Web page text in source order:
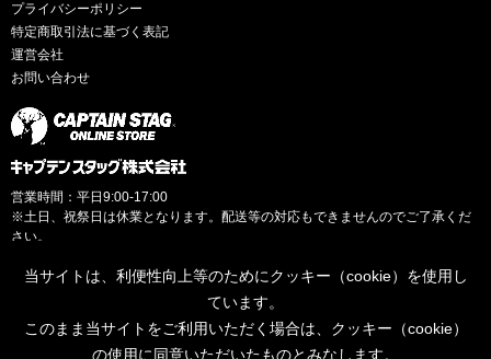
プライバシーポリシー
特定商取引法に基づく表記
運営会社
お問い合わせ
営業時間：平日9:00-17:00
※土日、祝祭日は休業となります。配送等の対応もできませんのでご了承くだ
さい。
当サイトは、利便性向上等のためにクッキー（cookie）を使用し
ています。
このまま当サイトをご利用いただく場合は、クッキー（cookie）
の使用に同意いただいたものとみなします。